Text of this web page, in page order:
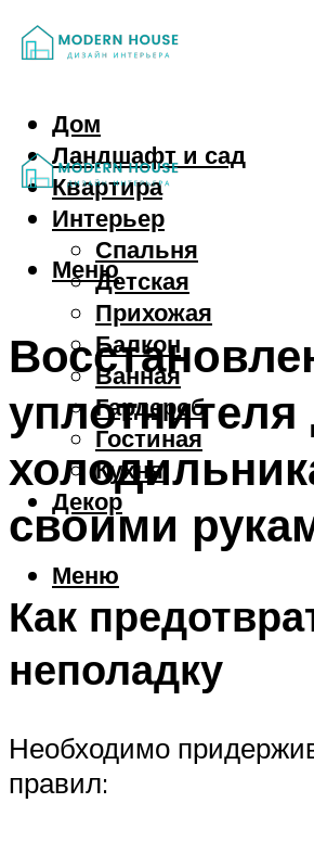
Дом
Ландшафт и сад
Квартира
Интерьер
Спальня
Детская
Прихожая
Балкон
Ванная
Гардероб
Гостиная
Кухня
Декор
Меню
Меню
уплотнителя
своими
Как
неполадку
Необходимо
правил: